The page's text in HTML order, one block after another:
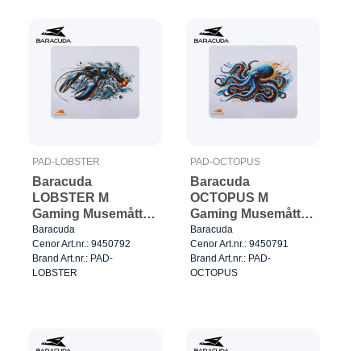
PAD-LOBSTER
Baracuda
LOBSTER M
Gaming Musemåtte
300x250mm
Sort/Rød
Baracuda
Cenor Art.nr.: 9450792
Brand Art.nr.: PAD-
LOBSTER
PAD-OCTOPUS
Baracuda
OCTOPUS M
Gaming Musemåtte
300x250mm
Sort/Rød
Baracuda
Cenor Art.nr.: 9450791
Brand Art.nr.: PAD-
OCTOPUS